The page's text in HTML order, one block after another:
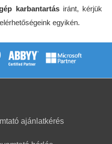
karbantartásiránt, kérjük
egyikén.
ajánlatkérés